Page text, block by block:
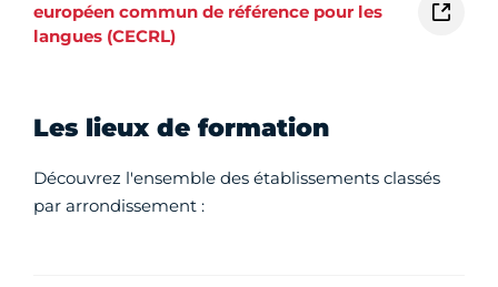
européen commun de référence pour les
langues (CECRL)
Les lieux de formation
Découvrez l'ensemble des établissements classés
par arrondissement :